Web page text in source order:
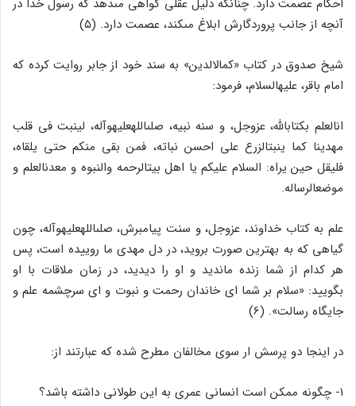
آنچه از جانب پروردگارش ابلاغ مى‏کند، عصمت دارد. (۵)
شیخ صدوق در کتاب «کمال‏الدین‏» به سند خود از جابر روایت کرده که
امام باقر، علیه‏السلام، فرمود:
ان‏العلم بکتاب‏الله، عزوجل، و سنه نبیه، صلى‏الله‏علیه‏وآله، لینبت فى قلب
مهدینا کما ینبت‏الزرع على احسن نباته، فمن بقى منکم حتى یلقاه،
فلیقل حین یراه: السلام علیکم یا اهل بیت‏الرحمه والنبوه و معدن‏العلم و
موضع‏الرساله.
علم به کتاب خداوند، عزوجل، و سنت پیامبرش، صلى‏الله‏علیه‏وآله، چون
گیاهى که به بهترین صورت بروید، در دل مهدى ما روییده است، پس
هر کدام از شما زنده ماندید و او را دیدید، در زمان ملاقات با او
بگویید: «سلام بر شما اى خاندان رحمت و نبوت و اى سرچشمه علم و
جایگاه رسالت‏». (6)
در اینجا دو پرسش ار سوى مخالفان مطرح شده که عبارتند از:
۱- چگونه ممکن است انسانى عمرى به این طولانى داشته باشد؟